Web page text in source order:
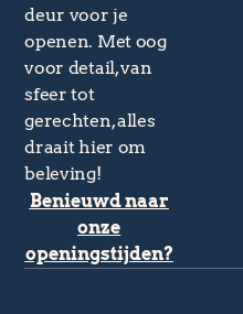
deur voor je
openen. Met oog
voor detail, van
sfeer tot
gerechten, alles
draait hier om
beleving!
Benieuwd naar
onze
openingstijden?